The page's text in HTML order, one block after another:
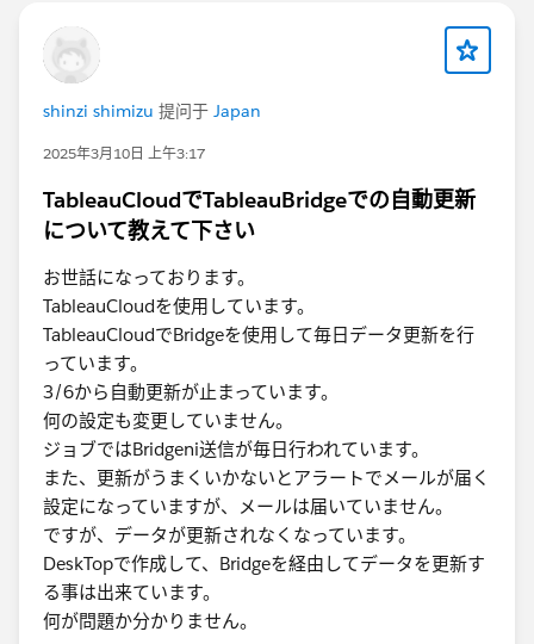
shinzi shimizu 提问于 Japan
2025年3月10日 上午3:17
TableauCloudでTableauBridgeでの自動更新
について教えて下さい
お世話になっております。
TableauCloudを使用しています。
TableauCloudでBridgeを使用して毎日データ更新を行
っています。
3/6から自動更新が止まっています。
何の設定も変更していません。
ジョブではBridgeni送信が毎日行われています。
また、更新がうまくいかないとアラートでメールが届く
設定になっていますが、メールは届いていません。
ですが、データが更新されなくなっています。
DeskTopで作成して、Bridgeを経由してデータを更新す
る事は出来ています。
何が問題か分かりません。